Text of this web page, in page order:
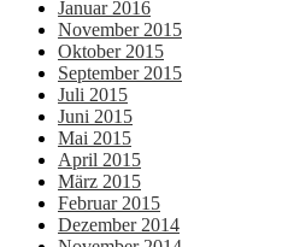
Januar 2016
November 2015
Oktober 2015
September 2015
Juli 2015
Juni 2015
Mai 2015
April 2015
März 2015
Februar 2015
Dezember 2014